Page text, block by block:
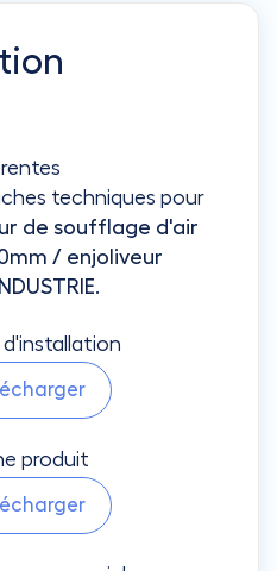
techniques pour
de soufflage d'air
/ enjoliveur
produit